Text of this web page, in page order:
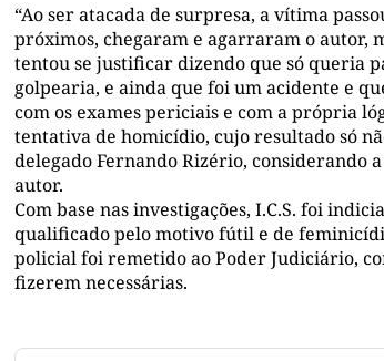
“Ao ser atacada de surpresa, a vítima
próximos, chegaram e agarraram o autor,
tentou se justificar dizendo que só queria
golpearia, e ainda que foi um acidente e
com os exames periciais e com a própria
tentativa de homicídio, cujo resultado só
delegado Fernando Rizério, considerando
autor.
Com base nas investigações, I.C.S. foi
qualificado pelo motivo fútil e de
policial foi remetido ao Poder Judiciário,
fizerem necessárias.